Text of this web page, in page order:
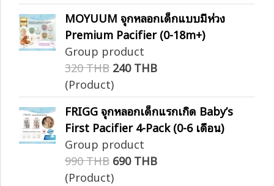
MOYUUM จุกหลอกเด็กแบบมีห่วง
Premium Pacifier (0-18m+)
Group product
320 THB 240 THB
(Product)
FRIGG จุกหลอกเด็กแรกเกิด Baby’s
First Pacifier 4-Pack (0-6 เดือน)
Group product
990 THB 690 THB
(Product)